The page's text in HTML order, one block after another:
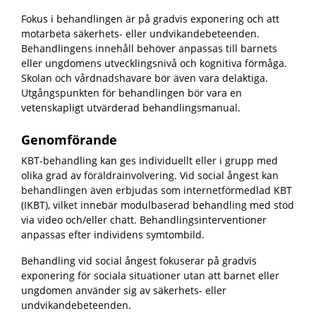
Fokus i behandlingen är på gradvis exponering och att
motarbeta säkerhets- eller undvikandebeteenden.
Behandlingens innehåll behöver anpassas till barnets
eller ungdomens utvecklingsnivå och kognitiva förmåga.
Skolan och vårdnadshavare bör även vara delaktiga.
Utgångspunkten för behandlingen bör vara en
vetenskapligt utvärderad behandlingsmanual.
Genomförande
KBT-behandling kan ges individuellt eller i grupp med
olika grad av föräldrainvolvering. Vid social ångest kan
behandlingen även erbjudas som internetförmedlad KBT
(IKBT), vilket innebär modulbaserad behandling med stöd
via video och/eller chatt. Behandlingsinterventioner
anpassas efter individens symtombild.
Behandling vid social ångest fokuserar på gradvis
exponering för sociala situationer utan att barnet eller
ungdomen använder sig av säkerhets- eller
undvikandebeteenden.